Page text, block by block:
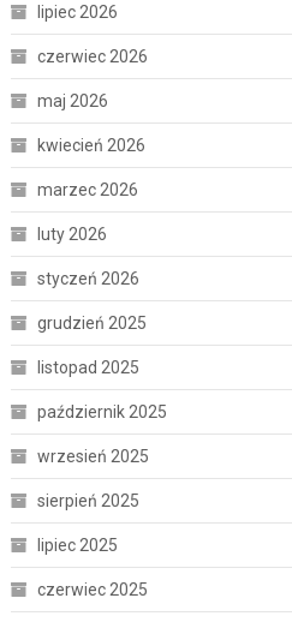
lipiec 2026
czerwiec 2026
maj 2026
kwiecień 2026
marzec 2026
luty 2026
styczeń 2026
grudzień 2025
listopad 2025
październik 2025
wrzesień 2025
sierpień 2025
lipiec 2025
czerwiec 2025